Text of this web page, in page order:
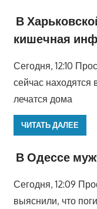
В
кишечная
Сегодня, 12:10
сейчас находятся
лечатся дома
ЧИТАТЬ ДАЛЕЕ
В Одессе
Сегодня, 12:09
выяснили, что